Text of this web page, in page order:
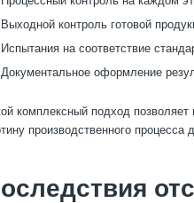
Выходной контроль готовой
Испытания на соответствие
Документальное оформление
комплексный подход
производственного